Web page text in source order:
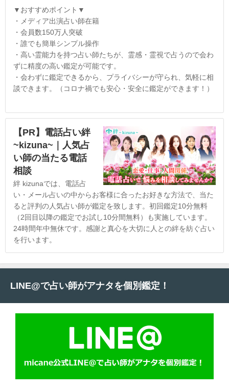
▼おすすめポイント▼
・メディア出演占い師在籍
・会員数150万人突破
・誰でも簡単シンプル操作
・高い霊能力を持つ占い師たちが、霊感・霊視で占うので会わ
ずに精度の高い鑑定が可能です。
・会わずに鑑定できるから、プライバシーが守られ、気軽に相
談できます。（コロナ禍でも安心・安全に鑑定ができます！）
【PR】電話占い絆
~kizuna~｜人気占
い師の当たる電話
相談
絆 kizunaでは、電話占
い・メール占いの中からお客様に合ったお好きな方法で、当た
ると評判の人気占い師が鑑定を致します。初回鑑定10分無料
（2回目以降の鑑定でお試し10分間無料）も実施しています。
24時間年中無休です。感謝と真心を大切に人との絆を紡ぐ占い
を行います。
LINE@で占い師がアナタを個別鑑定！